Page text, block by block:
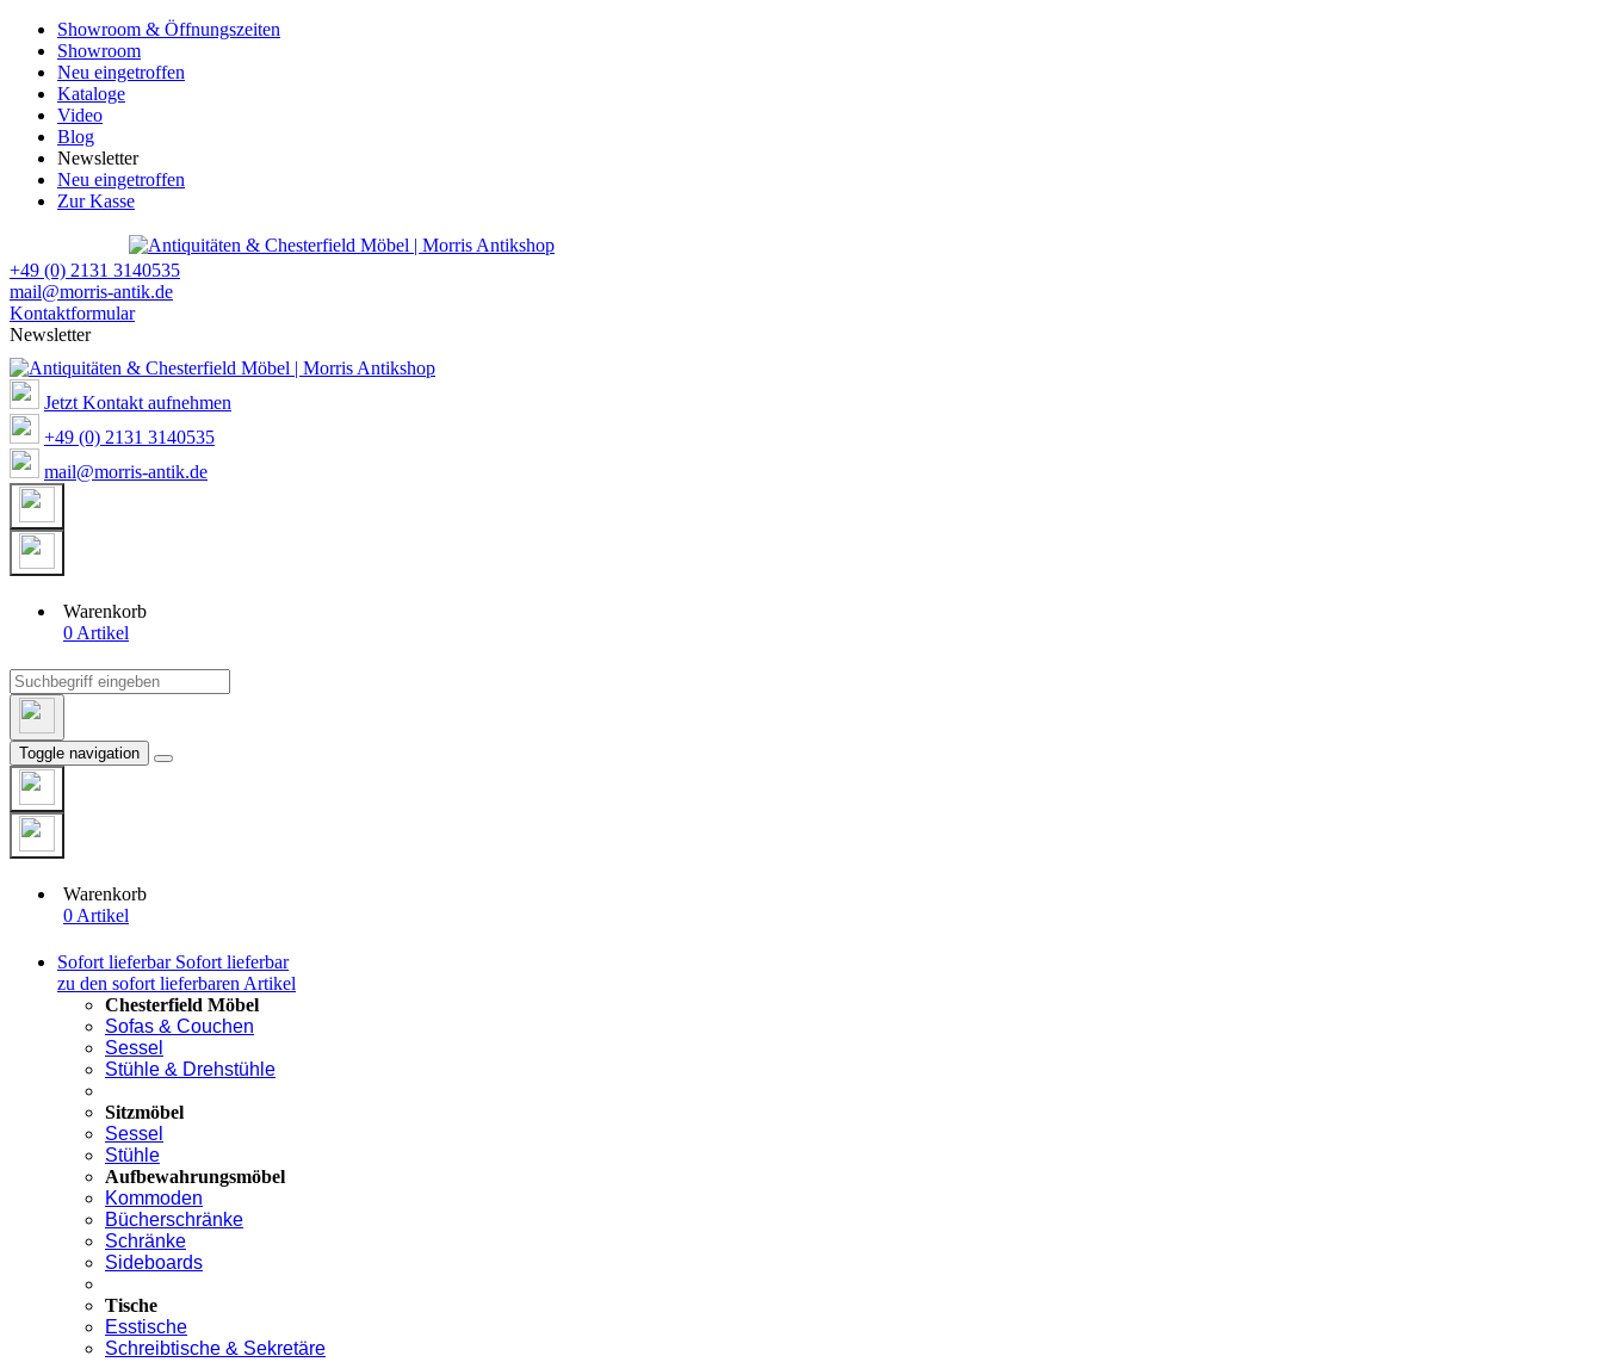
Showroom & Öffnungszeiten
Showroom
Neu eingetroffen
Kataloge
Video
Blog
Newsletter
Neu eingetroffen
Zur Kasse
+49 (0) 2131 3140535
mail@morris-antik.de
Kontaktformular
Newsletter
Jetzt Kontakt aufnehmen
+49 (0) 2131 3140535
mail@morris-antik.de
Warenkorb
0 Artikel
Toggle navigation
Warenkorb
0 Artikel
Sofort lieferbar Sofort lieferbar
zu den sofort lieferbaren Artikel
Chesterfield Möbel
Sofas & Couchen
Sessel
Stühle & Drehstühle
Sitzmöbel
Sessel
Stühle
Aufbewahrungsmöbel
Kommoden
Bücherschränke
Schränke
Sideboards
Tische
Esstische
Schreibtische & Sekretäre